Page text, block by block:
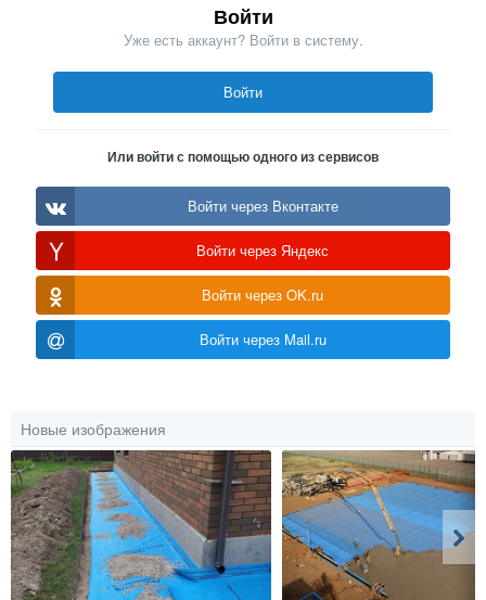
Войти
Уже есть аккаунт? Войти в систему.
Войти
Или войти с помощью одного из сервисов
Войти через Вконтакте
Войти через Яндекс
Войти через OK.ru
Войти через Mail.ru
Новые изображения